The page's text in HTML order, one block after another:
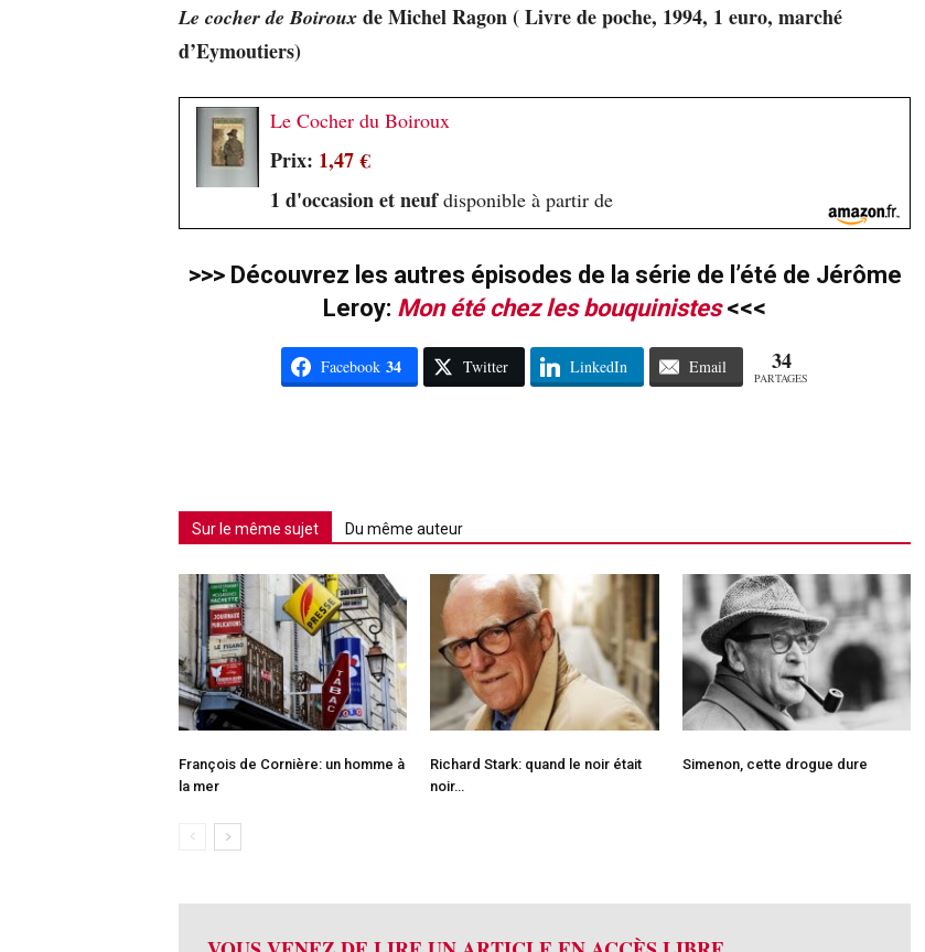
Le cocher de Boiroux de Michel Ragon ( Livre de poche, 1994, 1 euro, marché
d’Eymoutiers)
Le Cocher du Boiroux
Prix: 1,47 €
1 d'occasion et neufdisponible à partir de
>>> Découvrez les autres épisodes de la série de l’été de Jérôme
Leroy: Mon été chez les bouquinistes<<<
Facebook 34 Twitter LinkedIn Email 34
PARTAGES
Sur le même sujet Du même auteur
François de Cornière: un homme à
la mer
Richard Stark: quand le noir était
noir…
Simenon, cette drogue dure